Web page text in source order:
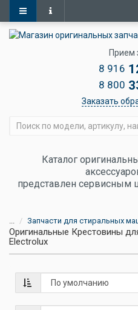
Прием
8 916
8 800
Заказать
Каталог
представлен сервисным
... Запчасти для стиральных
Оригинальные Крестовины
Electrolux